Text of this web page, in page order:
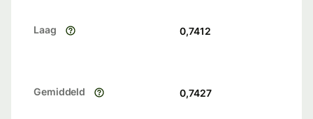
Laag 0,7412
Gemiddeld 0,7427